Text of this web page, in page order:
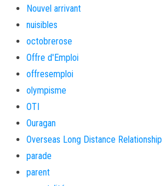
Nouvel arrivant
nuisibles
octobrerose
Offre d'Emploi
offresemploi
olympisme
OTI
Ouragan
Overseas Long Distance Relationship
parade
parent